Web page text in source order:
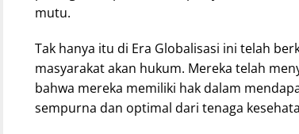
mutu.
Tak hanya itu di Era Globalisasi ini telah
masyarakat akan hukum. Mereka telah
bahwa mereka memiliki hak dalam
sempurna dan optimal dari tenaga